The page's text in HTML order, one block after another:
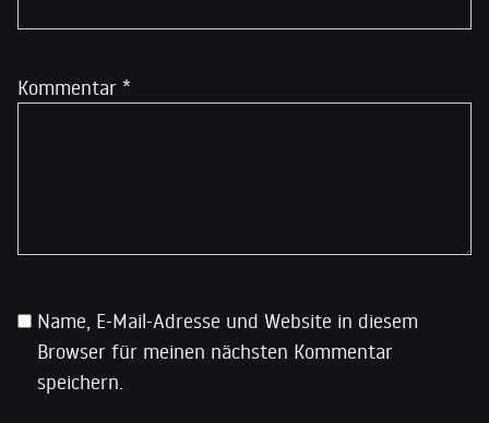
Kommentar *
Name, E-Mail-Adresse und Website in diesem
Browser für meinen nächsten Kommentar
speichern.